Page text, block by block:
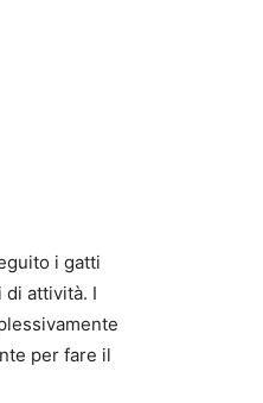
i gatti
di attività. I
per fare il